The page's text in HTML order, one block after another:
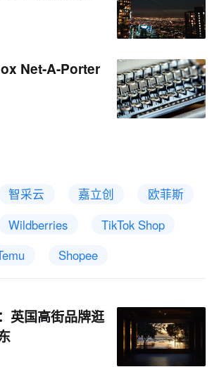
Net-A-Porter
智采云 嘉立创
欧菲斯
Wildberries
TikTok Shop
Shopee
英国高街品牌逛